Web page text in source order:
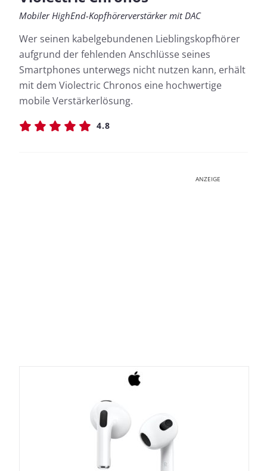
Mobiler HighEnd-Kopfhörerverstärker mit DAC
Wer seinen kabelgebundenen Lieblingskopfhörer
aufgrund der fehlenden Anschlüsse seines
Smartphones unterwegs nicht nutzen kann, erhält
mit dem Violectric Chronos eine hochwertige
mobile Verstärkerlösung.
4.8
ANZEIGE